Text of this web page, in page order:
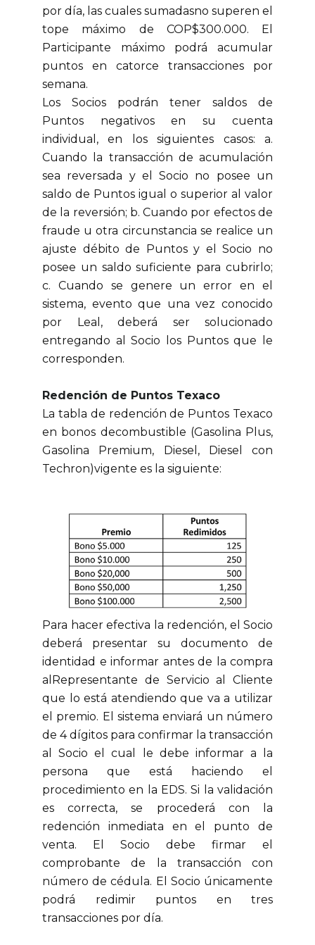
por día, las cuales sumadasno superen el
tope máximo de COP$300.000. El
Participante máximo podrá acumular
puntos en catorce transacciones por
semana.
Los Socios podrán tener saldos de
Puntos negativos en su cuenta
individual, en los siguientes casos: a.
Cuando la transacción de acumulación
sea reversada y el Socio no posee un
saldo de Puntos igual o superior al valor
de la reversión; b. Cuando por efectos de
fraude u otra circunstancia se realice un
ajuste débito de Puntos y el Socio no
posee un saldo suficiente para cubrirlo;
c. Cuando se genere un error en el
sistema, evento que una vez conocido
por Leal, deberá ser solucionado
entregando al Socio los Puntos que le
corresponden.
Redención de Puntos Texaco
La tabla de redención de Puntos Texaco
en bonos decombustible (Gasolina Plus,
Gasolina Premium, Diesel, Diesel con
Techron)vigente es la siguiente:
Para hacer efectiva la redención, el Socio
deberá presentar su documento de
identidad e informar antes de la compra
alRepresentante de Servicio al Cliente
que lo está atendiendo que va a utilizar
el premio. El sistema enviará un número
de 4 dígitos para confirmar la transacción
al Socio el cual le debe informar a la
persona que está haciendo el
procedimiento en la EDS. Si la validación
es correcta, se procederá con la
redención inmediata en el punto de
venta. El Socio debe firmar el
comprobante de la transacción con
número de cédula. El Socio únicamente
podrá redimir puntos en tres
transacciones por día.